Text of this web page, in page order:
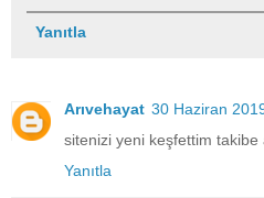
Yanıtla
Arıvehayat 30 Haziran
sitenizi yeni keşfettim takibe
Yanıtla